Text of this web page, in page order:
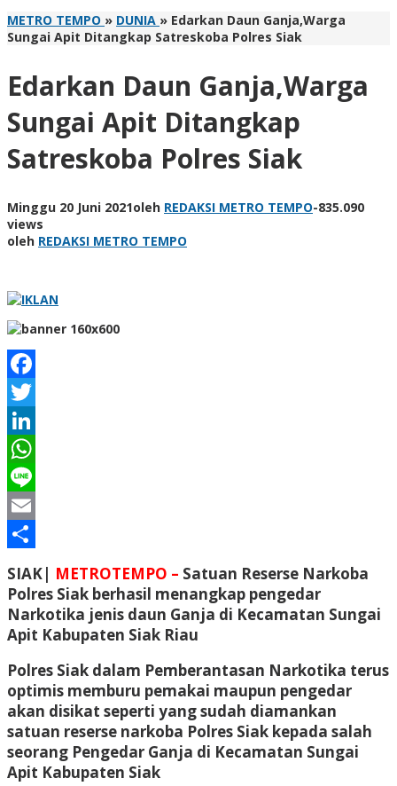
METRO TEMPO » DUNIA » Edarkan Daun Ganja,Warga
Sungai Apit Ditangkap Satreskoba Polres Siak
Edarkan Daun Ganja,Warga
Sungai Apit Ditangkap
Satreskoba Polres Siak
Minggu 20 Juni 2021oleh REDAKSI METRO TEMPO-835.090
views
oleh REDAKSI METRO TEMPO
Facebook
Twitter
LinkedIn
WhatsApp
Line
Email
Share
SIAK| METROTEMPO – Satuan Reserse Narkoba
Polres Siak berhasil menangkap pengedar
Narkotika jenis daun Ganja di Kecamatan Sungai
Apit Kabupaten Siak Riau
Polres Siak dalam Pemberantasan Narkotika terus
optimis memburu pemakai maupun pengedar
akan disikat seperti yang sudah diamankan
satuan reserse narkoba Polres Siak kepada salah
seorang Pengedar Ganja di Kecamatan Sungai
Apit Kabupaten Siak